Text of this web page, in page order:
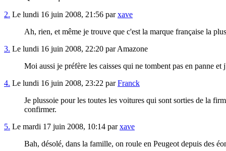
2. Le lundi 16 juin 2008, 21:56 parxave
Ah, rien, et même je trouve que c'est la marque française la
3. Le lundi 16 juin 2008, 22:20 par Amazone
Moi aussi je préfère les caisses qui ne tombent pas en panne et
4. Le lundi 16 juin 2008, 23:22 parFranck
Je plussoie pour les toutes les voitures qui sont sorties de la
confirmer.
5. Le mardi 17 juin 2008, 10:14 parxave
Bah, désolé, dans la famille, on roule en Peugeot depuis des